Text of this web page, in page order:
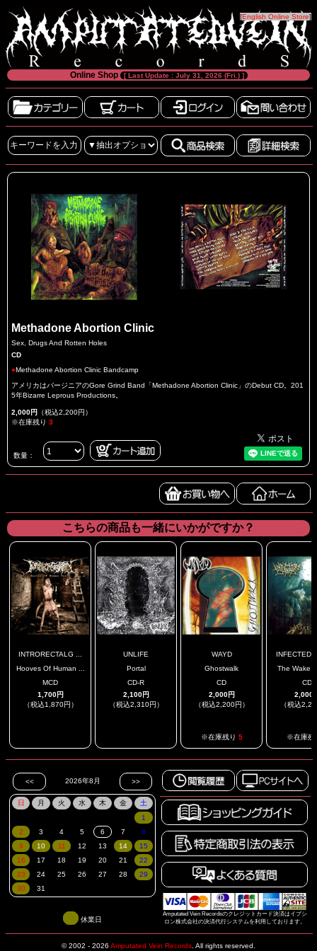
[English Online Store]
Online Shop [ Last Update : July 31, 2026 (Fri.) ]
Methadone Abortion Clinic
Sex, Drugs And Rotten Holes
CD
●Methadone Abortion Clinic Bandcamp
アメリカはバージニアのGore Grind Band「Methadone Abortion Clinic」のDebut CD。201
5年Bizarre Leprous Productions。
2,000円 （税込2,200円）
※在庫残り 3
数量：
こちらの商品も一緒にいかがですか？
INTRORECTALG ...
Hooves Of Human ...
MCD
1,700円
（税込1,870円）
UNLIFE
Portal
CD-R
2,100円
（税込2,310円）
WAYD
Ghostwalk
CD
2,000円
（税込2,200円）
※在庫残り 5
INFECTED
The Wake
CD
2,000
（税込
※在庫残
Amputated Vein Recordsのクレジットカード決済はイプシ
ロン株式会社の決済代行システムを利用しております。
休業日
© 2002 - 2026 Amputated Vein Records All rights reserved.